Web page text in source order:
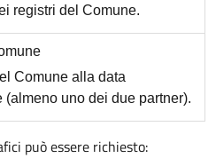
registri del Comune.
Comune alla data
(almeno uno dei due partner).
può essere richiesto: